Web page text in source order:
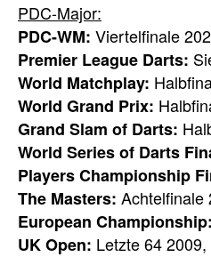
PDC-Major:
PDC-WM: Viertelfinale
Premier League Darts:
World Matchplay:
World Grand Prix:
Grand Slam of Darts:
World Series of Darts
Players Championship
The Masters: Achtelfinale
European Championship:
UK Open: Letzte 64